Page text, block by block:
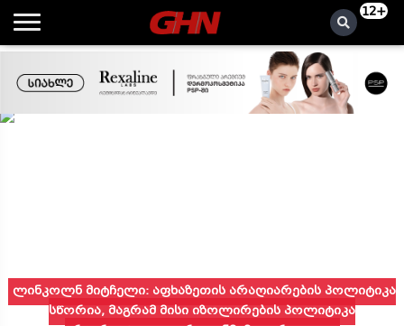
12+
ლინკოლნ მიტჩელი: აფხაზეთის არაღიარების პოლიტიკა
სწორია, მაგრამ მისი იზოლირების პოლიტიკა